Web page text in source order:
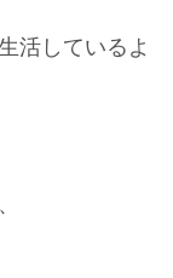
活しているよ